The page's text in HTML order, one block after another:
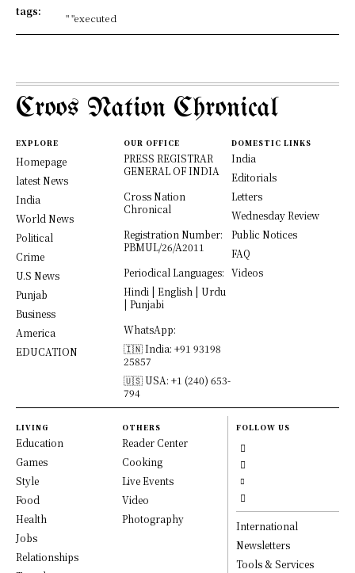
tags:
" "executed
Croos Nation Chronical
EXPLORE
Homepage
latest News
India
World News
Political
Crime
U.S News
Punjab
Business
America
EDUCATION
OUR OFFICE
PRESS REGISTRAR
GENERAL OF INDIA
Cross Nation
Chronical
Registration Number:
PBMUL/26/A2011
Periodical Languages:
Hindi | English | Urdu
| Punjabi
WhatsApp:
🇮🇳 India: +91 93198
25857
🇺🇸 USA: +1 (240) 653-
794
DOMESTIC LINKS
India
Editorials
Letters
Wednesday Review
Public Notices
FAQ
Videos
LIVING
Education
Games
Style
Food
Health
Jobs
Relationships
OTHERS
Reader Center
Cooking
Live Events
Video
Photography
FOLLOW US
International
Newsletters
Tools & Services